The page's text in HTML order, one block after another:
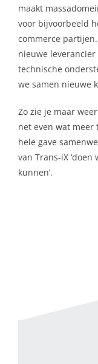
maakt
voor bijvoorbeeld
commerce
nieuwe
technische
we samen nieuwe
Zo zie je maar
net even wat
hele gave
van Trans-iX
kunnen’.